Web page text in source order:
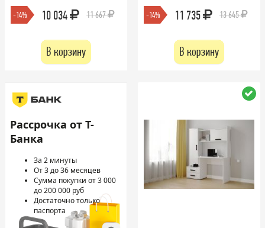
-14% 10 034 11 667
В корзину
-14% 11 735 13 645
В корзину
Рассрочка от Т-
Банка
За 2 минуты
От 3 до 36 месяцев
Сумма покупки от 3 000
до 200 000 руб
Достаточно только
паспорта